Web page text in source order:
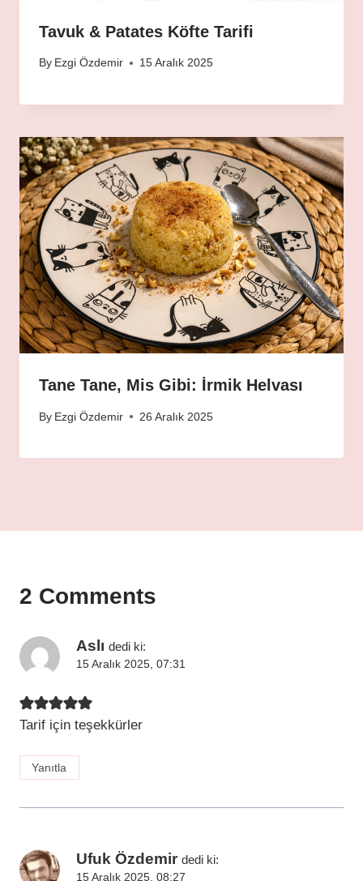
Tavuk & Patates Köfte Tarifi
By Ezgi Özdemir 15 Aralık 2025
Tane Tane, Mis Gibi: İrmik Helvası
By Ezgi Özdemir 26 Aralık 2025
2 Comments
Aslı dedi ki:
15 Aralık 2025, 07:31
Tarif için teşekkürler
Yanıtla
Ufuk Özdemir dedi ki:
15 Aralık 2025, 08:27